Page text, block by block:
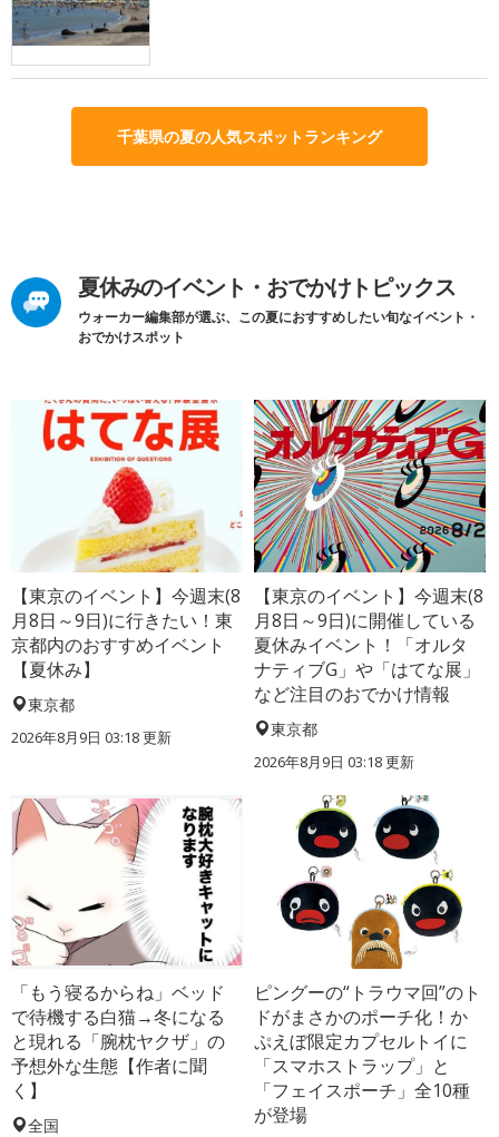
千葉県の夏の人気スポットランキング
夏休みのイベント・おでかけトピックス
ウォーカー編集部が選ぶ、この夏におすすめしたい旬なイベント・
おでかけスポット
【東京のイベント】今週末(8
月8日～9日)に行きたい！東
京都内のおすすめイベント
【夏休み】
東京都
2026年8月9日 03:18更新
【東京のイベント】今週末(8
月8日～9日)に開催している
夏休みイベント！「オルタ
ナティブG」や「はてな展」
など注目のおでかけ情報
東京都
2026年8月9日 03:18更新
「もう寝るからね」ベッド
で待機する白猫→冬になる
と現れる「腕枕ヤクザ」の
予想外な生態【作者に聞
く】
全国
ピングーの“トラウマ回”のト
ドがまさかのポーチ化！か
ぷえぼ限定カプセルトイに
「スマホストラップ」と
「フェイスポーチ」全10種
が登場